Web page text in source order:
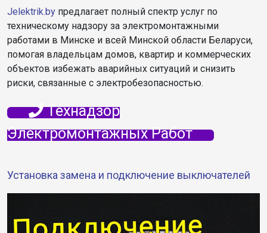
Jelektrik.by предлагает полный спектр услуг по
техническому надзору за электромонтажными
работами в Минске и всей Минской области Беларуси,
помогая владельцам домов, квартир и коммерческих
объектов избежать аварийных ситуаций и снизить
риски, связанные с электробезопасностью.
Технадзор
Электромонтажных Работ
Установка замена и подключение выключателей